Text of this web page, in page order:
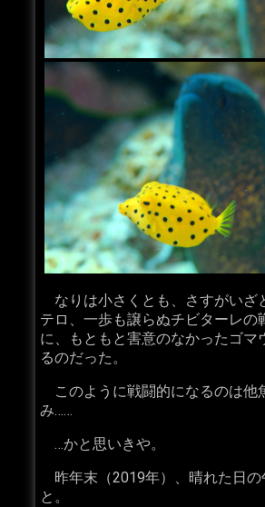
なりは小さくとも、さすがいざ
テロ、一歩も譲らぬチビターレの
に、もともと害意のなかったゴマ
るのだった。
このように戦闘的になるのは他
み……
…かと思いきや。
昨年末（2019年）、晴れた日の
と。